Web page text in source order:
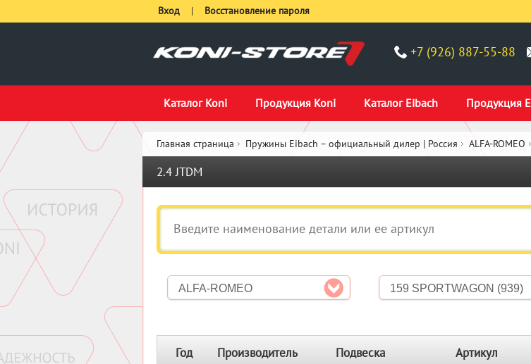
+7 (926) 887-55-88
Каталог Koni Продукция Koni Каталог Eibach Продукция
Вход | Восстановление пароля
Главная страница Пружины Eibach – официальный дилер | Россия ALFA-ROMEO
2.4 JTDM
ALFA-ROMEO 159 SPORTWAGON (939)
Год
Производитель
Подвеска Артикул